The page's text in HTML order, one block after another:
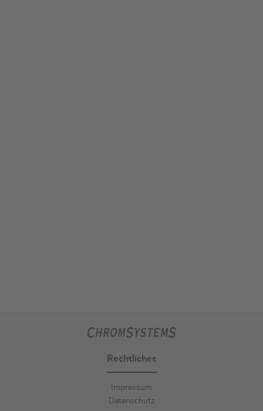
Rechtliches
Impressum
Datenschutz